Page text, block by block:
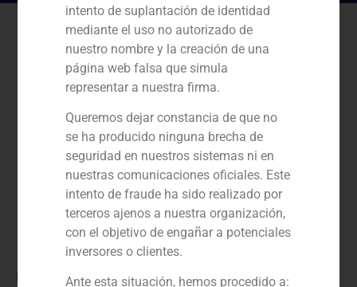
Rol:
intento de suplantación de identidad
mediante el uso no autorizado de
nuestro nombre y la creación de una
página web falsa que simula
representar a nuestra firma.
Queremos dejar constancia de que no
se ha producido ninguna brecha de
seguridad en nuestros sistemas ni en
nuestras comunicaciones oficiales. Este
intento de fraude ha sido realizado por
terceros ajenos a nuestra organización,
con el objetivo de engañar a potenciales
inversores o clientes.
Ante esta situación, hemos procedido a: